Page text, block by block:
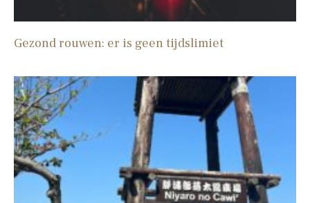
Gezond rouwen: er is geen tijdslimiet